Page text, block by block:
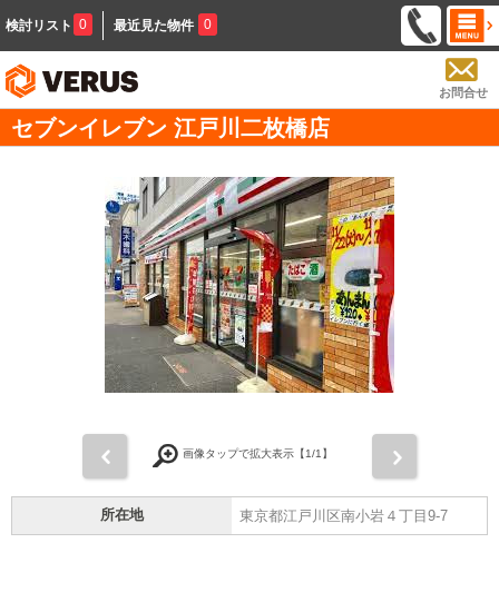
検討リスト 0 最近見た物件 0
お問合せ
セブンイレブン 江戸川二枚橋店
画像タップで拡大表示【1/1】
所在地 東京都江戸川区南小岩４丁目9-7